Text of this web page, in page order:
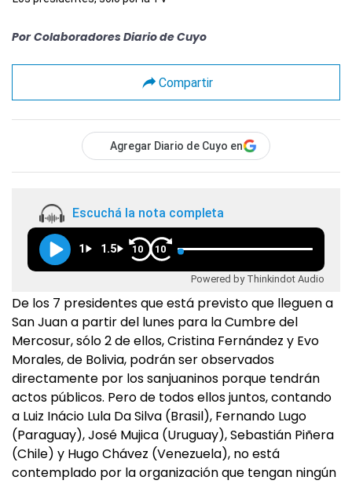
Por Colaboradores Diario de Cuyo
Compartir
Agregar Diario de Cuyo en
Escuchá la nota completa
1 1.5 10 10
Powered by Thinkindot Audio
De los 7 presidentes que está previsto que lleguen a
San Juan a partir del lunes para la Cumbre del
Mercosur, sólo 2 de ellos, Cristina Fernández y Evo
Morales, de Bolivia, podrán ser observados
directamente por los sanjuaninos porque tendrán
actos públicos. Pero de todos ellos juntos, contando
a Luiz Inácio Lula Da Silva (Brasil), Fernando Lugo
(Paraguay), José Mujica (Uruguay), Sebastián Piñera
(Chile) y Hugo Chávez (Venezuela), no está
contemplado por la organización que tengan ningún